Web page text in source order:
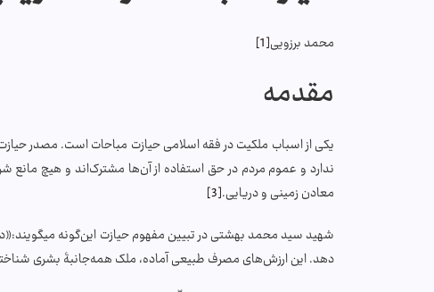
محمد برزویی[1]
مقدمه
یکی از اسباب ملکیت در فقه اسلامی حیازت مباحات است. مصدر
ندارد و عموم مردم در حق استفاده از آن‌ها مشترک‌اند و هیچ مانع
معادن زمینی و دریایی.[3]
شهید سید محمد بهشتی در تبیین مفهوم حیازت این‌گونه
دهد. این ارزش‌های مصرف طبیعی آماده، ملک همه‌جانبۀ بشری